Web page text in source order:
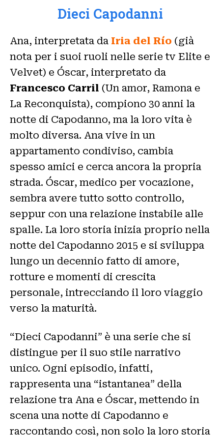
Dieci Capodanni
Ana, interpretata da Iria del Río (già
nota per i suoi ruoli nelle serie tv Elite e
Velvet) e Óscar, interpretato da
Francesco Carril (Un amor, Ramona e
La Reconquista), compiono 30 anni la
notte di Capodanno, ma la loro vita è
molto diversa. Ana vive in un
appartamento condiviso, cambia
spesso amici e cerca ancora la propria
strada. Óscar, medico per vocazione,
sembra avere tutto sotto controllo,
seppur con una relazione instabile alle
spalle. La loro storia inizia proprio nella
notte del Capodanno 2015 e si sviluppa
lungo un decennio fatto di amore,
rotture e momenti di crescita
personale, intrecciando il loro viaggio
verso la maturità.
“Dieci Capodanni” è una serie che si
distingue per il suo stile narrativo
unico. Ogni episodio, infatti,
rappresenta una “istantanea” della
relazione tra Ana e Óscar, mettendo in
scena una notte di Capodanno e
raccontando così, non solo la loro storia